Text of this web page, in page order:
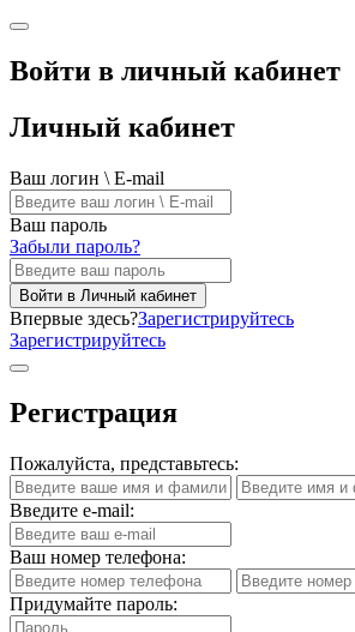
Войти в личный кабинет
Личный кабинет
Ваш логин \ E-mail
Ваш пароль
Забыли пароль?
Войти в Личный кабинет
Впервые здесь?Зарегистрируйтесь
Зарегистрируйтесь
Регистрация
Пожалуйста, представьтесь:
Введите e-mail:
Ваш номер телефона:
Придумайте пароль: